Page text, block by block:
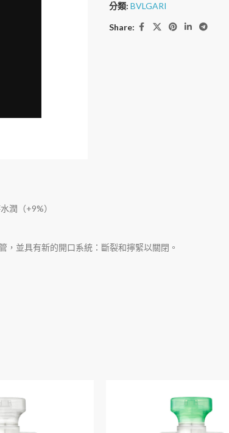
分類: BVLGARI
Share:
潤（+9%）
，並具有新的開口系統：斷裂和擰緊以關閉。